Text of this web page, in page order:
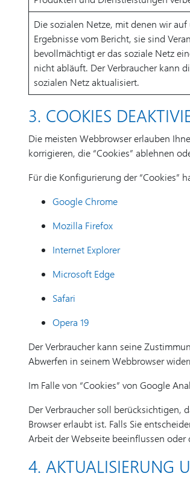
Die sozialen Netze, mit denen wir
Ergebnisse vom Bericht, sie sind
bevollmächtigt er das soziale Netz
nicht abläuft. Der Verbraucher kann
sozialen Netz aktualisiert.
3. COOKIES
Die meisten Webbrowser erlauben
korrigieren, die “Cookies” ablehnen
Für die Konfigurierung der “Cookies”
Google Chrome
Mozilla Firefox
Internet Explorer
Microsoft Edge
Safari
Opera 19
Der Verbraucher kann seine
Abwerfen in seinem Webbrowser
Im Falle von “Cookies” von Google
Der Verbraucher soll berücksichtigen,
Browser erlaubt ist. Falls Sie
Arbeit der Webseite beeinflussen
4. AKTUALISIERUNG